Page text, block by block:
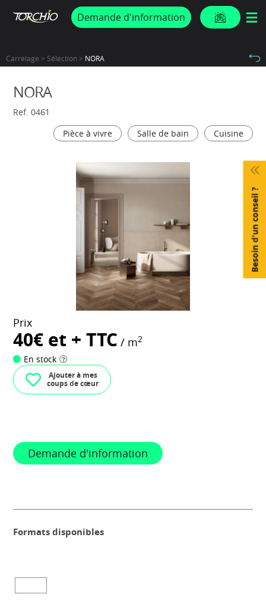
PROMOS & ACTUSDemande d'information
Carrelage > Sélection > NORA
Besoin d'un conseil ?
NORA
Ref. 0461
Pièce à vivre
Salle de bain Cuisine
Prix
40€ et + TTC / m2
En stock
Ajouter à mes
coups de cœur
Demande d'information
Formats disponibles